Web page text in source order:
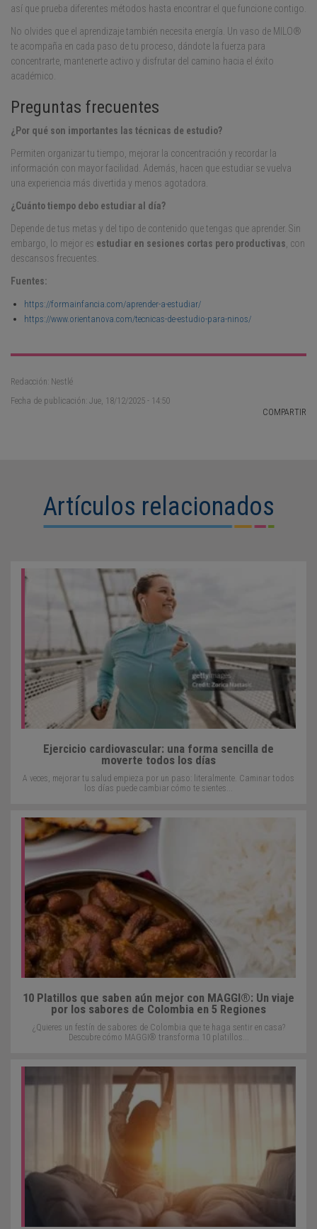
así que prueba diferentes métodos hasta encontrar el que funcione contigo.
No olvides que el aprendizaje también necesita energía. Un vaso de MILO®
te acompaña en cada paso de tu proceso, dándote la fuerza para
concentrarte, mantenerte activo y disfrutar del camino hacia el éxito
académico.
Preguntas frecuentes
¿Por qué son importantes las técnicas de estudio?
Permiten organizar tu tiempo, mejorar la concentración y recordar la
información con mayor facilidad. Además, hacen que estudiar se vuelva
una experiencia más divertida y menos agotadora.
¿Cuánto tiempo debo estudiar al día?
Depende de tus metas y del tipo de contenido que tengas que aprender. Sin
embargo, lo mejor es estudiar en sesiones cortas pero productivas , con
descansos frecuentes.
Fuentes:
https://formainfancia.com/aprender-a-estudiar/
https://www.orientanova.com/tecnicas-de-estudio-para-ninos/
Redacción: Nestlé
Fecha de publicación: Jue, 18/12/2025 - 14:50
COMPARTIR
Artículos relacionados
Ejercicio cardiovascular: una forma sencilla de
moverte todos los días
A veces, mejorar tu salud empieza por un paso: literalmente. Caminar todos
los días puede cambiar cómo te sientes...
10 Platillos que saben aún mejor con MAGGI®: Un viaje
por los sabores de Colombia en 5 Regiones
¿Quieres un festín de sabores de Colombia que te haga sentir en casa?
Descubre cómo MAGGI® transforma 10 platillos...